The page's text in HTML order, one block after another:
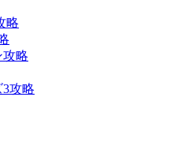
略
攻略
3攻略